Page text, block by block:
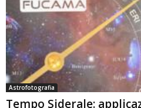
Astrofotografia
Tempo Siderale: